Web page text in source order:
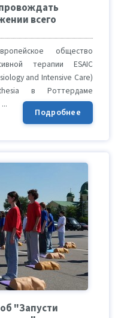
всего
общество
терапии ESAIC
and Intensive Care)
в Роттердаме
Подробнее
"Запусти